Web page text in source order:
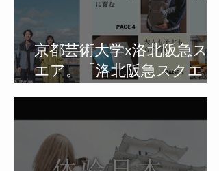
京都芸術大学x洛北阪急スク
エア。「洛北阪急スクエ
第４号を発行